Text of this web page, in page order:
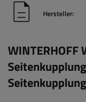
Hersteller:
WINTERHOFF
Seitenkupplung